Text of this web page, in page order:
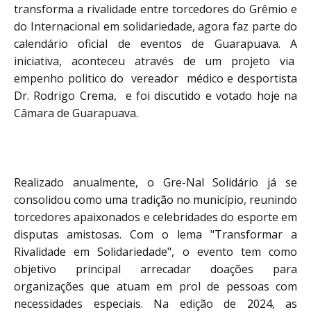
transforma a rivalidade entre torcedores do Grêmio e
do Internacional em solidariedade, agora faz parte do
calendário oficial de eventos de Guarapuava. A
iniciativa, aconteceu através de um projeto via
empenho politico do vereador médico e desportista
Dr. Rodrigo Crema, e foi discutido e votado hoje na
Câmara de Guarapuava.
Realizado anualmente, o Gre-Nal Solidário já se
consolidou como uma tradição no município, reunindo
torcedores apaixonados e celebridades do esporte em
disputas amistosas. Com o lema "Transformar a
Rivalidade em Solidariedade", o evento tem como
objetivo principal arrecadar doações para
organizações que atuam em prol de pessoas com
necessidades especiais. Na edição de 2024, as